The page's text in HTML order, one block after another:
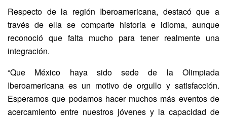
Respecto de la región Iberoamericana, destacó que a
través de ella se comparte historia e idioma, aunque
reconoció que falta mucho para tener realmente una
integración.
“Que México haya sido sede de la Olimpiada
Iberoamericana es un motivo de orgullo y satisfacción.
Esperamos que podamos hacer muchos más eventos de
acercamiento entre nuestros jóvenes y la capacidad de